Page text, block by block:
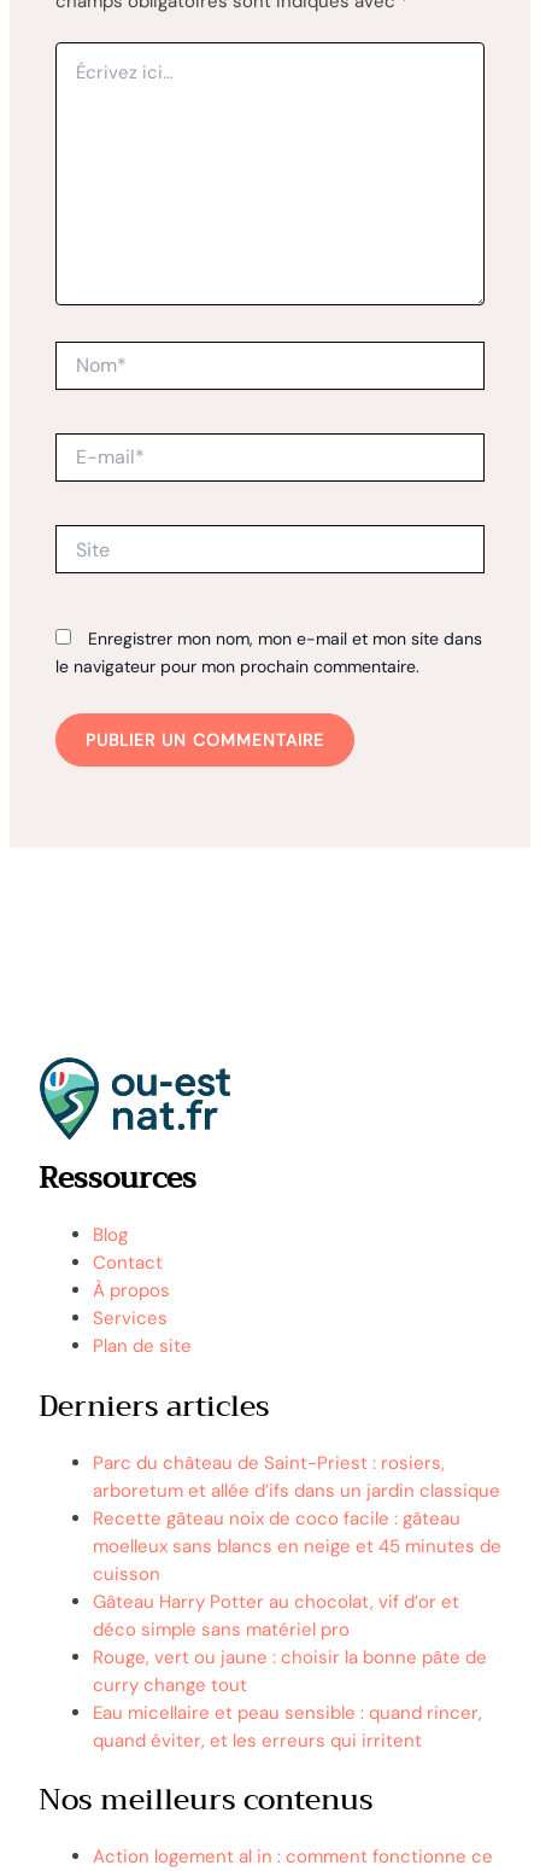
Écrivez
ici…
mail*
Enregistrer mon nom, mon e-mail et mon site dans
le navigateur pour mon prochain commentaire.
Ressources
Blog
Contact
À propos
Services
Plan de site
Derniers articles
Parc du château de Saint-Priest : rosiers,
arboretum et allée d’ifs dans un jardin classique
Recette gâteau noix de coco facile : gâteau
moelleux sans blancs en neige et 45 minutes de
cuisson
Gâteau Harry Potter au chocolat, vif d’or et
déco simple sans matériel pro
Rouge, vert ou jaune : choisir la bonne pâte de
curry change tout
Eau micellaire et peau sensible : quand rincer,
quand éviter, et les erreurs qui irritent
Nos meilleurs contenus
Action logement al in : comment fonctionne ce